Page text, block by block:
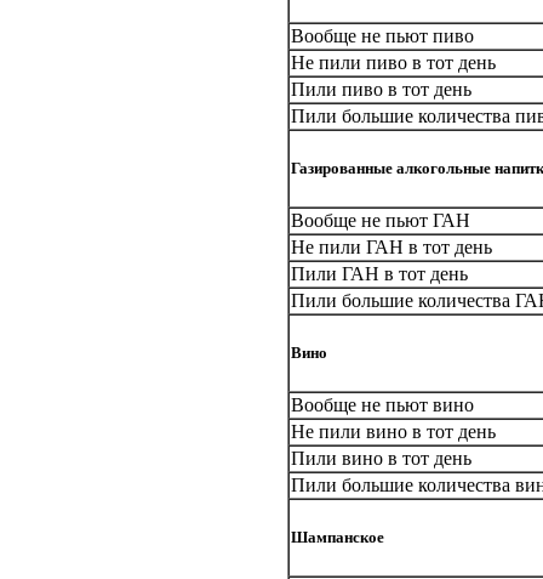
Вообще не пьют пиво
Не пили пиво в тот день
Пили пиво в тот день
Пили большие количества
Газированные алкогольные
Вообще не пьют ГАН
Не пили ГАН в тот день
Пили ГАН в тот день
Пили большие количества
Вино
Вообще не пьют вино
Не пили вино в тот день
Пили вино в тот день
Пили большие количества
Шампанское